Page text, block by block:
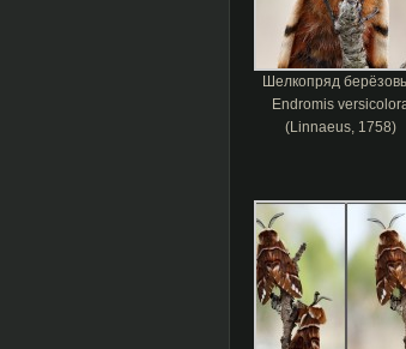
Шелкопряд
Endromis
(Linnaeus, 1758)